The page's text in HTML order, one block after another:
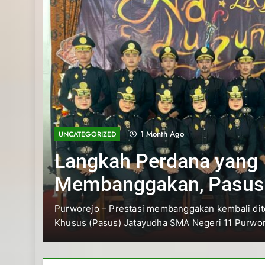
UNCATEGORIZED 1 Month Ago
Langkah Perdana yang
Membanggakan, Pasus
Jatayudha Ukir
Adiluhung Se-Jawa
Purworejo – Prestasi membanggakan kembali
Khusus (Pasus) Jatayudha SMA Negeri 11